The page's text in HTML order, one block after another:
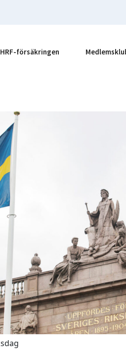
försäkringen